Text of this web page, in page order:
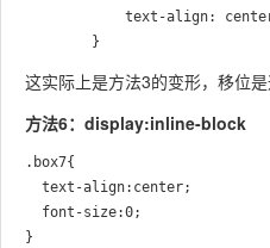
这实际上是方法3的变形，移位
方法6：display:inline-block
.box7{
}